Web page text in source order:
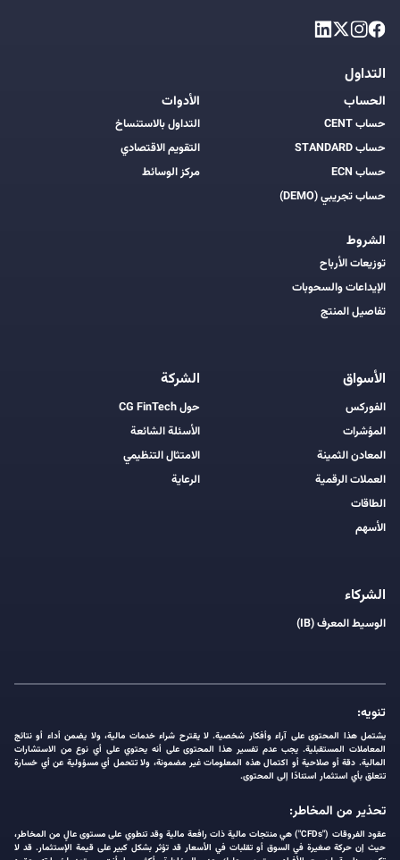
التداول
الحساب
حساب CENT
حساب STANDARD
حساب ECN
حساب تجريبي (DEMO)
الشروط
توزيعات الأرباح
الإيداعات والسحوبات
تفاصيل المنتج
الأدوات
التداول بالاستنساخ
التقويم الاقتصادي
مركز الوسائط
الأسواق
الفوركس
المؤشرات
المعادن الثمينة
العملات الرقمية
الطاقات
الأسهم
الشركة
حول CG FinTech
الأسئلة الشائعة
الامتثال التنظيمي
الرعاية
الشركاء
الوسيط المعرف (IB)
تنويه:
يشتمل هذا المحتوى على آراء وأفكار شخصية. لا يقترح شراء خدمات مالية، ولا يضمن أداء أو نتائج
المعاملات المستقبلية. يجب عدم تفسير هذا المحتوى على أنه يحتوي على أي نوع من الاستشارات
المالية. دقة أو صلاحية أو اكتمال هذه المعلومات غير مضمونة، ولا تتحمل أي مسؤولية عن أي خسارة
تتعلق بأي استثمار استنادًا إلى المحتوى.
تحذير من المخاطر:
عقود الفروقات ("CFDs") هي منتجات مالية ذات رافعة مالية وقد تنطوي على مستوى عالٍ من المخاطر،
حيث إن حركة صغيرة في السوق أو تقلبات في الأسعار قد تؤثر بشكل كبير على قيمة الإستثمار. قد لا